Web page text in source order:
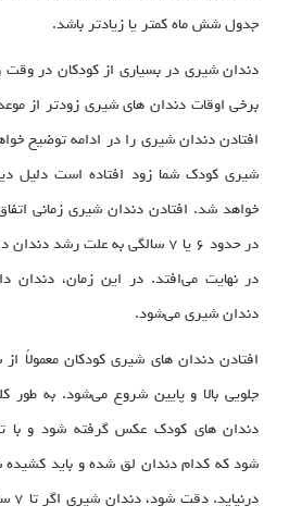
جدول شش ماه کمتر یا زیادتر باشد.
دندان شیری در بسیاری از کودکان در
برخی اوقات دندان های شیری زودتر از
افتادن دندان شیری را در ادامه توضیح
شیری کودک شما زود افتاده است دلیل
خواهد شد. افتادن دندان شیری زمانی
در حدود ۶ یا ۷ سالگی به علت
در نهایت می‌افتد. در این زمان، دندان
دندان شیری می‌شود.
دندان‌ های کودک عکس گرفته شود و
شود که کدام دندان لق شده و باید کشیده